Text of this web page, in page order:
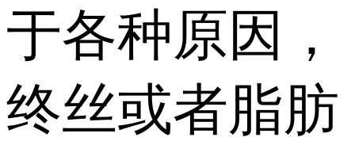
于各种原因，
终丝或者脂肪